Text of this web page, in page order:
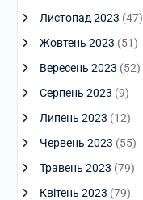
Листопад 2023 (47)
Жовтень 2023 (51)
Вересень 2023 (52)
Серпень 2023 (9)
Липень 2023 (12)
Червень 2023 (55)
Травень 2023 (79)
Квітень 2023 (79)